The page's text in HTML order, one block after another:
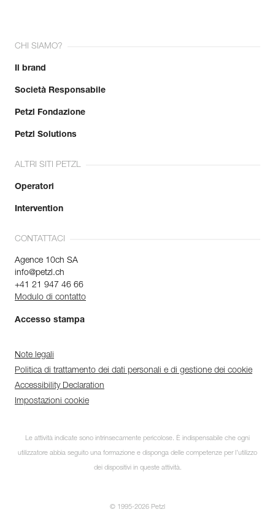
CHI SIAMO?
Il brand
Società Responsabile
Petzl Fondazione
Petzl Solutions
ALTRI SITI PETZL
Operatori
Intervention
CONTATTACI
Agence 10ch SA
info@petzl.ch
+41 21 947 46 66
Modulo di contatto
Accesso stampa
Note legali
Politica di trattamento dei dati personali e di gestione dei cookie
Accessibility Declaration
Impostazioni cookie
Le attività indicate sono intrinsecamente pericolose. È indispensabile che ogni
utilizzatore abbia seguito una formazione e disponga delle competenze per l’utilizzo
dei dispositivi in queste attività.
© 1995-2026 Petzl